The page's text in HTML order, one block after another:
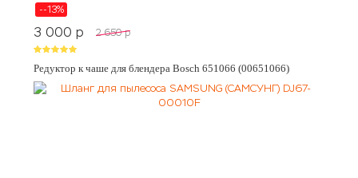
--13%
3 000 p 2 650 p
Редуктор к чаше для блендера Bosch 651066 (00651066)